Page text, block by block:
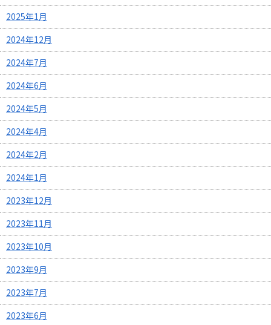
2025年1月
2024年12月
2024年7月
2024年6月
2024年5月
2024年4月
2024年2月
2024年1月
2023年12月
2023年11月
2023年10月
2023年9月
2023年7月
2023年6月